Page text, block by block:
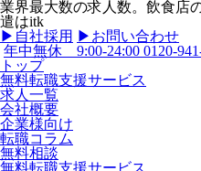
業界最大数の求人数。飲食店
遣はitk
▶︎自社採用 ▶︎お問い合わせ
年中無休 9:00-24:00 0120-
トップ
無料転職支援サービス
求人一覧
会社概要
企業様向け
転職コラム
無料相談
無料転職支援サービス